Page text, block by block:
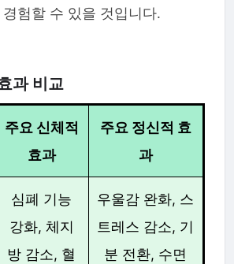
험할 수 있을 것입니다.
과 비교
주요 신체적
효과
주요 정신적 효
과
심폐 기능
강화, 체지
방 감소, 혈
우울감 완화, 스
트레스 감소, 기
분 전환, 수면